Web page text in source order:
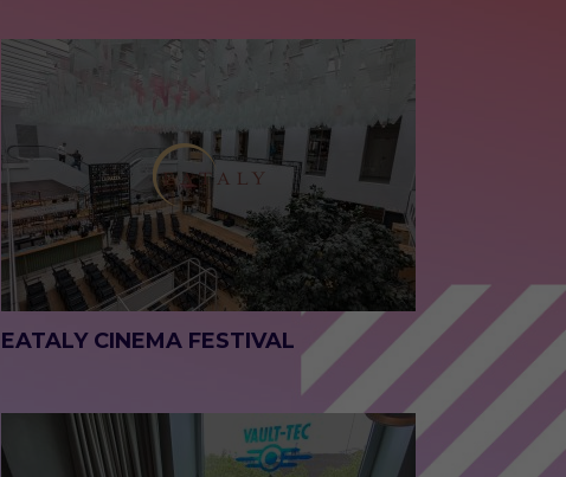
EATALY CINEMA FESTIVAL